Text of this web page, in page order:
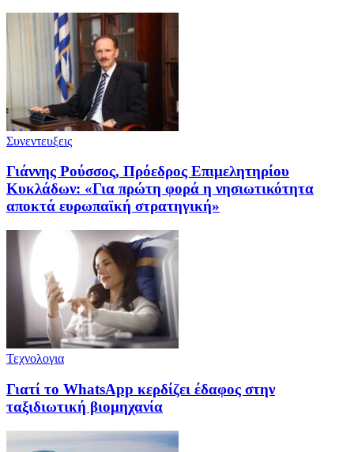
Συνεντευξεις
Γιάννης Ρούσσος, Πρόεδρος Επιμελητηρίου
Κυκλάδων: «Για πρώτη φορά η νησιωτικότητα
αποκτά ευρωπαϊκή στρατηγική»
Τεχνολογια
Γιατί το WhatsApp κερδίζει έδαφος στην
ταξιδιωτική βιομηχανία